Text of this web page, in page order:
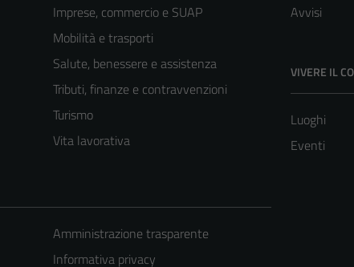
Imprese, commercio e SUAP
Mobilità e trasporti
Salute, benessere e assistenza
Tributi, finanze e contravvenzioni
Turismo
Vita lavorativa
Avvisi
VIVERE IL
Luoghi
Eventi
Amministrazione trasparente
Informativa privacy